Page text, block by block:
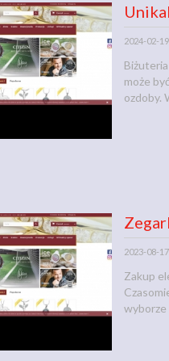
2024-02-19
może
ozdoby.
2023-08-17
Zakup
wyborze